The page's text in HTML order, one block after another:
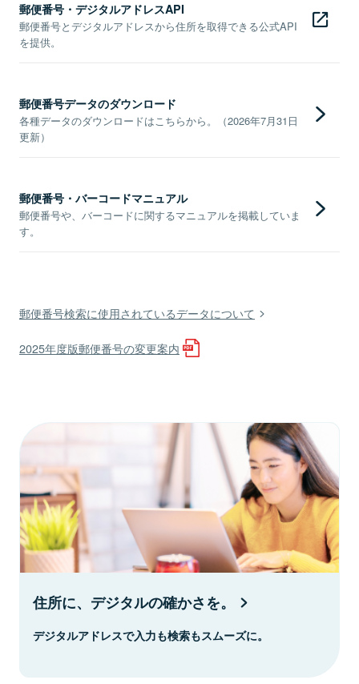
郵便番号・デジタルアドレスAPI
郵便番号とデジタルアドレスから住所を取得できる公式API
を提供。
郵便番号データのダウンロード
各種データのダウンロードはこちらから。（2026年7月31日
更新）
郵便番号・バーコードマニュアル
郵便番号や、バーコードに関するマニュアルを掲載していま
す。
郵便番号検索に使用されているデータについて
2025年度版郵便番号の変更案内
住所に、デジタルの確かさを。
デジタルアドレスで入力も検索もスムーズに。